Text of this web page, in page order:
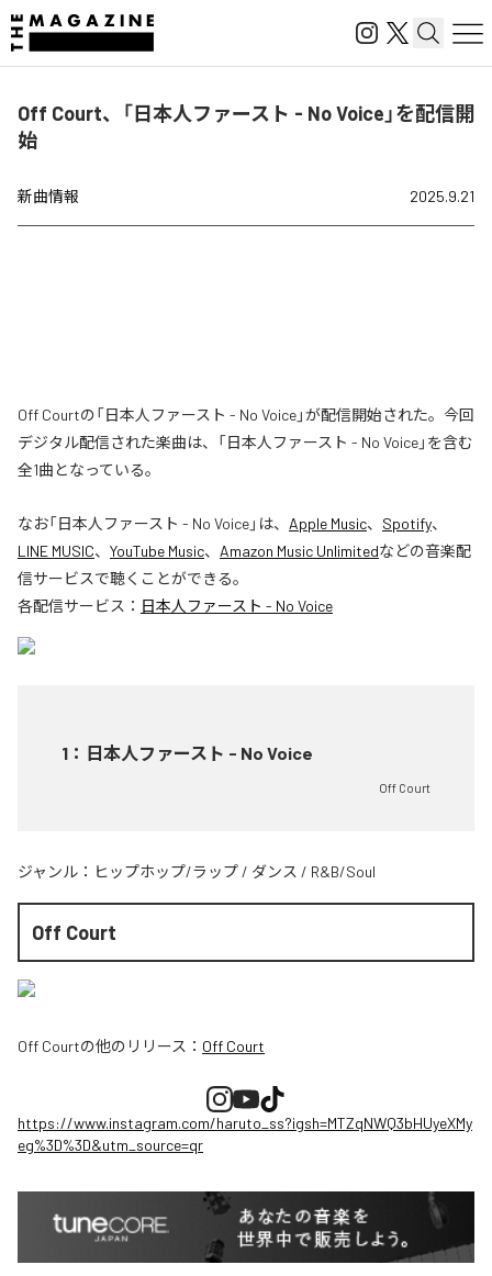
Off Court、「日本人ファースト - No Voice」を配信開
始
新曲情報 2025.9.21
Off Courtの「日本人ファースト - No Voice」が配信開始された。今回
デジタル配信された楽曲は、「日本人ファースト - No Voice」を含む
全1曲となっている。
なお「日本人ファースト - No Voice」は、 Apple Music、 Spotify、
LINE MUSIC、 YouTube Music、 Amazon Music Unlimitedなどの音楽配
信サービスで聴くことができる。
各配信サービス： 日本人ファースト - No Voice
1 ： 日本人ファースト - No Voice
Off Court
ジャンル： ヒップホップ/ラップ / ダンス / R&B/Soul
Off Court
Off Courtの他のリリース： Off Court
https://www.instagram.com/haruto_ss?igsh=MTZqNWQ3bHUyeXMy
eg%3D%3D&utm_source=qr